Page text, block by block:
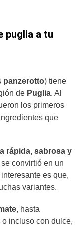
puglia a tu
panzerotto) tiene
de Puglia. Al
los primeros
que
rápida, sabrosa y
convirtió en un
interesante es que,
variantes.
, hasta
o incluso con dulce,